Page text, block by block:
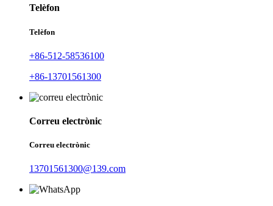
Telèfon
Telèfon
+86-512-58536100
+86-13701561300
Correu electrònic
Correu electrònic
13701561300@139.com